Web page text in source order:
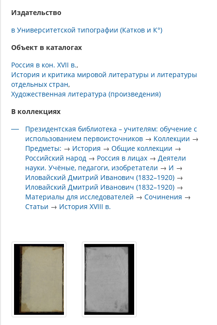
Издательство
в Университетской типографии (Катков и К°)
Объект в каталогах
Россия в кон. XVII в.
История и критика мировой литературы и литературы
отдельных стран
Художественная литература (произведения)
В коллекциях
Президентская библиотека – учителям: обучение с
использованием первоисточников → Коллекции →
Предметы: → История →Общие коллекции →
Российский народ → Россия в лицах → Деятели
науки. Учёные, педагоги, изобретатели → И →
Иловайский Дмитрий Иванович (1832–1920) →
Иловайский Дмитрий Иванович (1832–1920) →
Материалы для исследователей →Сочинения →
Статьи → История XVIII в.